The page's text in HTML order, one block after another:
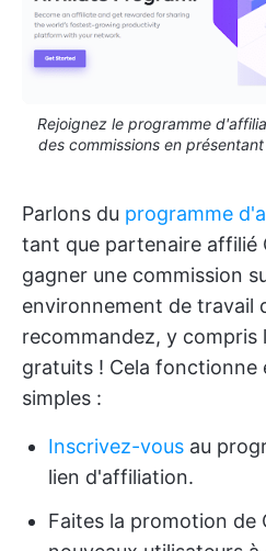
Rejoignez le programme
des commissions en
Parlons du programme
tant que partenaire affilié
gagner une commission
environnement de travail
recommandez, y compris
gratuits ! Cela fonctionne
simples :
Inscrivez-vous au
lien d'affiliation.
Faites la promotion de